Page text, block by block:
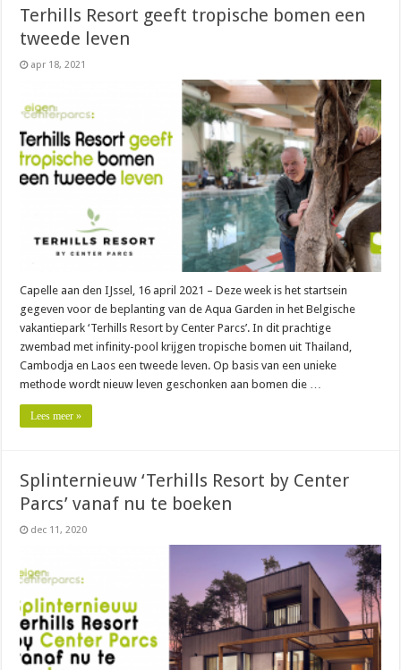
Terhills Resort geeft tropische bomen een
tweede leven
apr 18, 2021
Capelle aan den IJssel, 16 april 2021 – Deze week is het startsein
gegeven voor de beplanting van de Aqua Garden in het Belgische
vakantiepark ‘Terhills Resort by Center Parcs’. In dit prachtige
zwembad met infinity-pool krijgen tropische bomen uit Thailand,
Cambodja en Laos een tweede leven. Op basis van een unieke
methode wordt nieuw leven geschonken aan bomen die …
Lees meer »
Splinternieuw ‘Terhills Resort by Center
Parcs’ vanaf nu te boeken
dec 11, 2020